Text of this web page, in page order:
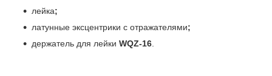
лейка;
латунные эксцентрики с отражателями;
держатель для лейки WQZ-16